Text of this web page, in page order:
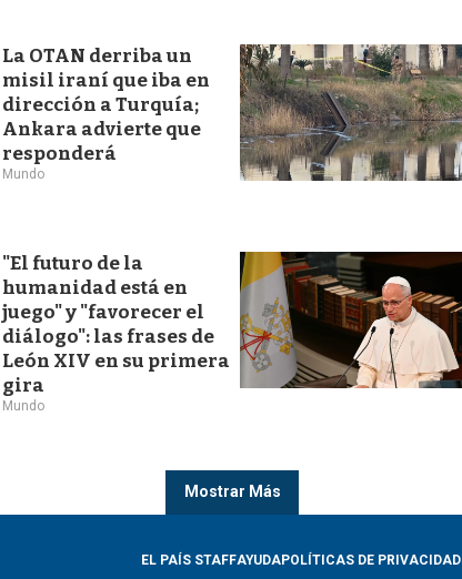
La OTAN derriba un
misil iraní que iba en
dirección a Turquía;
Ankara advierte que
responderá
Mundo
"El futuro de la
humanidad está en
juego" y "favorecer el
diálogo": las frases de
León XIV en su primera
gira
Mundo
Mostrar Más
EL PAÍS STAFFAYUDAPOLÍTICAS DE PRIVACIDAD